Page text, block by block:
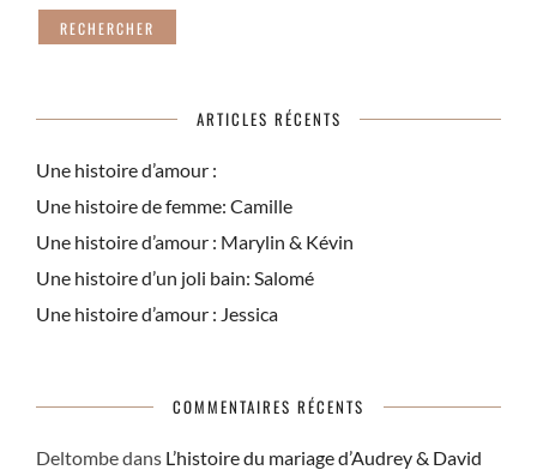
ARTICLES RÉCENTS
Une histoire d’amour :
Une histoire de femme: Camille
Une histoire d’amour : Marylin & Kévin
Une histoire d’un joli bain: Salomé
Une histoire d’amour : Jessica
COMMENTAIRES RÉCENTS
Deltombedans L’histoire du mariage d’Audrey & David